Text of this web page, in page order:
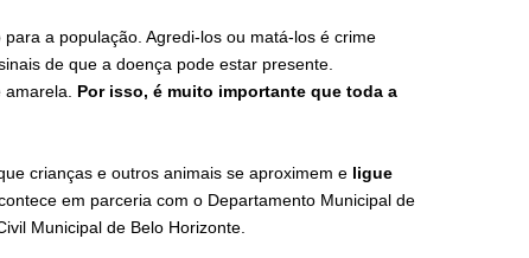
a população. Agredi-los ou matá-los é crime
de que a doença pode estar presente.
amarela. Por isso, é muito importante que toda a
crianças e outros animais se aproximem eligue
em parceria com o Departamento Municipal de
Municipal de Belo Horizonte.